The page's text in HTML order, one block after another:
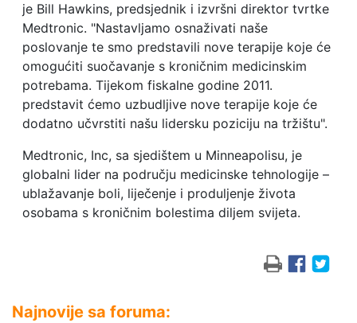
je Bill Hawkins, predsjednik i izvršni direktor tvrtke
Medtronic. "Nastavljamo osnaživati naše
poslovanje te smo predstavili nove terapije koje će
omogućiti suočavanje s kroničnim medicinskim
potrebama. Tijekom fiskalne godine 2011.
predstavit ćemo uzbudljive nove terapije koje će
dodatno učvrstiti našu lidersku poziciju na tržištu".
Medtronic, Inc, sa sjedištem u Minneapolisu, je
globalni lider na području medicinske tehnologije –
ublažavanje boli, liječenje i produljenje života
osobama s kroničnim bolestima diljem svijeta.
Najnovije sa foruma: